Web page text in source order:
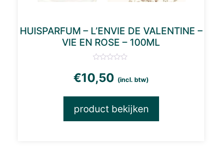
HUISPARFUM – L’ENVIE DE VALENTINE –
VIE EN ROSE – 100ML
€10,50 (incl. btw)
product bekijken